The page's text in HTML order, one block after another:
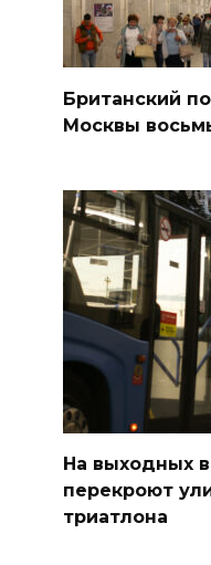
Британский
Москвы
На выходных
перекроют
триатлона